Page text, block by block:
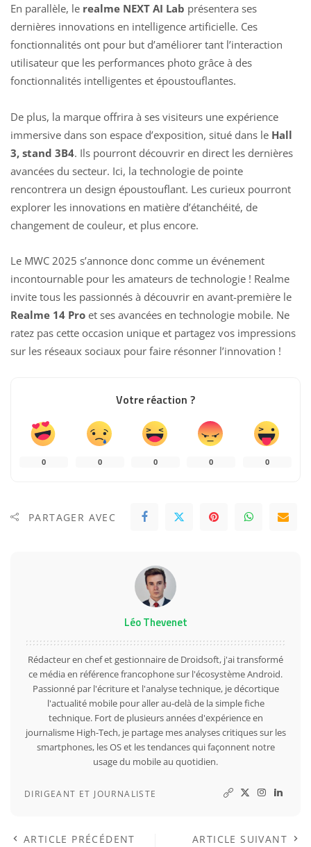
En parallèle, le realme NEXT AI Lab présentera ses
dernières innovations en intelligence artificielle. Ces
fonctionnalités ont pour but d’améliorer tant l’interaction
utilisateur que les performances photo grâce à des
fonctionnalités intelligentes et époustouflantes.
De plus, la marque offrira à ses visiteurs une expérience
immersive dans son espace d’exposition, situé dans le Hall
3, stand 3B4. Ils pourront découvrir en direct les dernières
avancées du secteur. Ici, la technologie de pointe
rencontrera un design époustouflant. Les curieux pourront
explorer les innovations en matière d’étanchéité, de
changement de couleur, et plus encore.
Le MWC 2025 s’annonce donc comme un événement
incontournable pour les amateurs de technologie ! Realme
invite tous les passionnés à découvrir en avant-première le
Realme 14 Pro et ses avancées en technologie mobile. Ne
ratez pas cette occasion unique et partagez vos impressions
sur les réseaux sociaux pour faire résonner l’innovation !
Votre réaction ?
0 0 0 0 0
PARTAGER AVEC
Léo Thevenet
Rédacteur en chef et gestionnaire de Droidsoft, j'ai transformé
ce média en référence francophone sur l'écosystème Android.
Passionné par l'écriture et l'analyse technique, je décortique
l'actualité mobile pour aller au-delà de la simple fiche
technique. Fort de plusieurs années d'expérience en
journalisme High-Tech, je partage mes analyses critiques sur les
smartphones, les OS et les tendances qui façonnent notre
usage du mobile au quotidien.
DIRIGEANT ET JOURNALISTE
ARTICLE PRÉCÉDENT ARTICLE SUIVANT